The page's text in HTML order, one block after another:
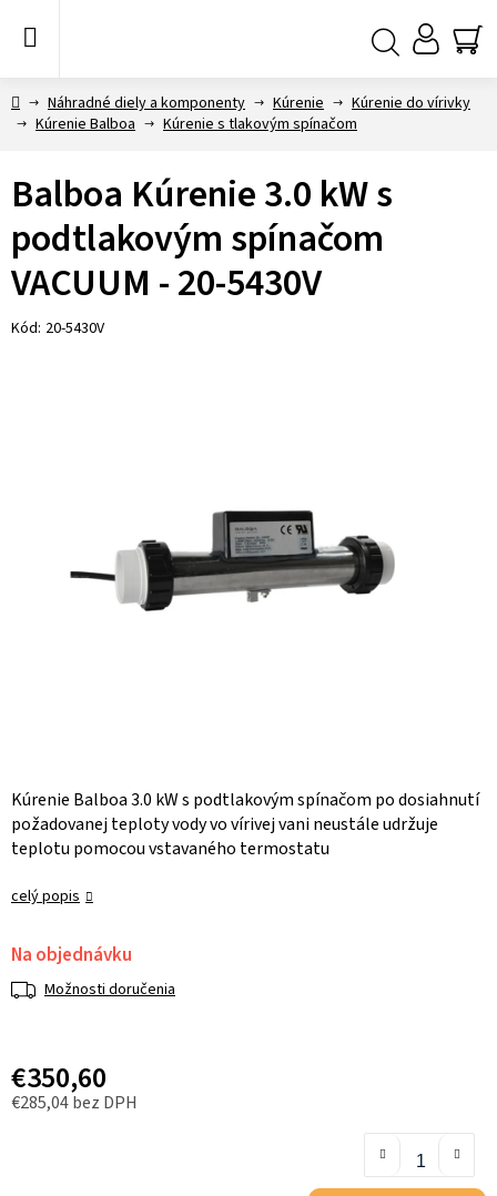
DomovNáhradné diely a komponenty Kúrenie
Kúrenie do vírivky
Kúrenie Balboa
Kúrenie s tlakovým spínačom
Kúrenie Balboa 3.0 kW s podtlakovým spínačom po dosiahnutí
požadovanej teploty vody vo vírivej vani neustále udržuje
teplotu pomocou vstavaného termostatu
celý popis
Na objednávku
Možnosti doručenia
€350,60
€285,04 bez DPH
Balboa Kúrenie 3.0 kW s
podtlakovým spínačom
VACUUM - 20-5430V
Kód: 20-5430V